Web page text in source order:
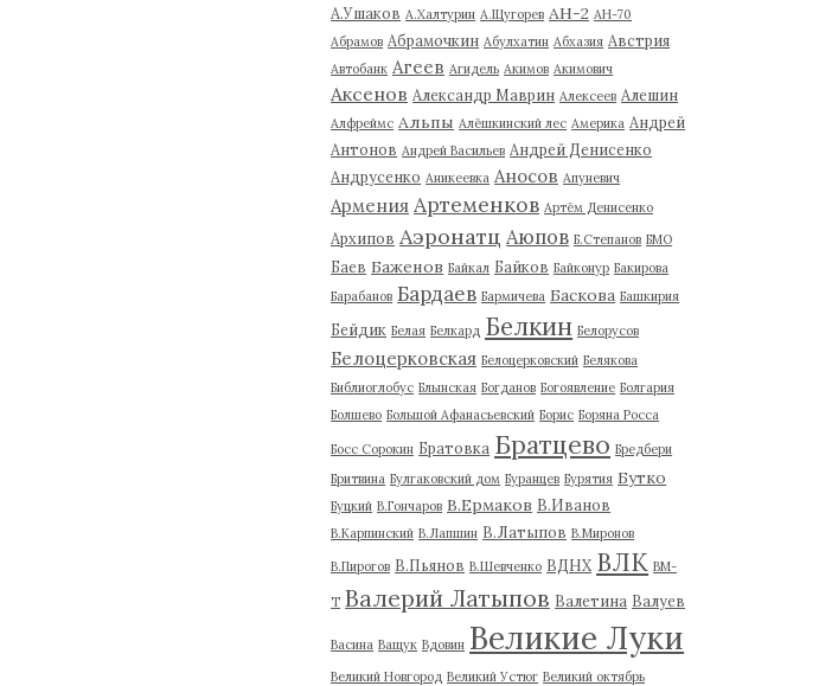
А.Ушаков А.Халтурин А.Щугорев АН-2 АН-70
Абрамов Абрамочкин Абулхатин Абхазия Австрия
Автобанк Агеев Агидель Акимов Акимович
Аксенов Александр Маврин Алексеев Алешин
Алфреймс Альпы Алёшкинский лес Америка Андрей
Антонов Андрей Васильев Андрей Денисенко
Андрусенко Аникеевка Аносов Апуневич
Армения Артеменков Артём Денисенко
Архипов Аэронатц Аюпов Б.Степанов БМО
Баев Баженов Байкал Байков Байконур Бакирова
Барабанов Бардаев Бармичева Баскова Башкирия
Бейдик Белая Белкард Белкин Белорусов
Белоцерковская Белоцерковский Белякова
Библиоглобус Блынская Богданов Богоявление Болгария
Болшево Большой Афанасьевский Борис Боряна Росса
Босс Сорокин Братовка Братцево Бредбери
Бритвина Булгаковский дом Буранцев Бурятия Бутко
Буцкий В.Гончаров В.Ермаков В.Иванов
В.Карпинский В.Лапшин В.Латыпов В.Миронов
В.Пирогов В.Пьянов В.Шевченко ВДНХ ВЛК ВМ-
Т Валерий Латыпов Валетина Валуев
Васина Ващук Вдовин Великие Луки
Великий Новгород Великий Устюг Великий октябрь